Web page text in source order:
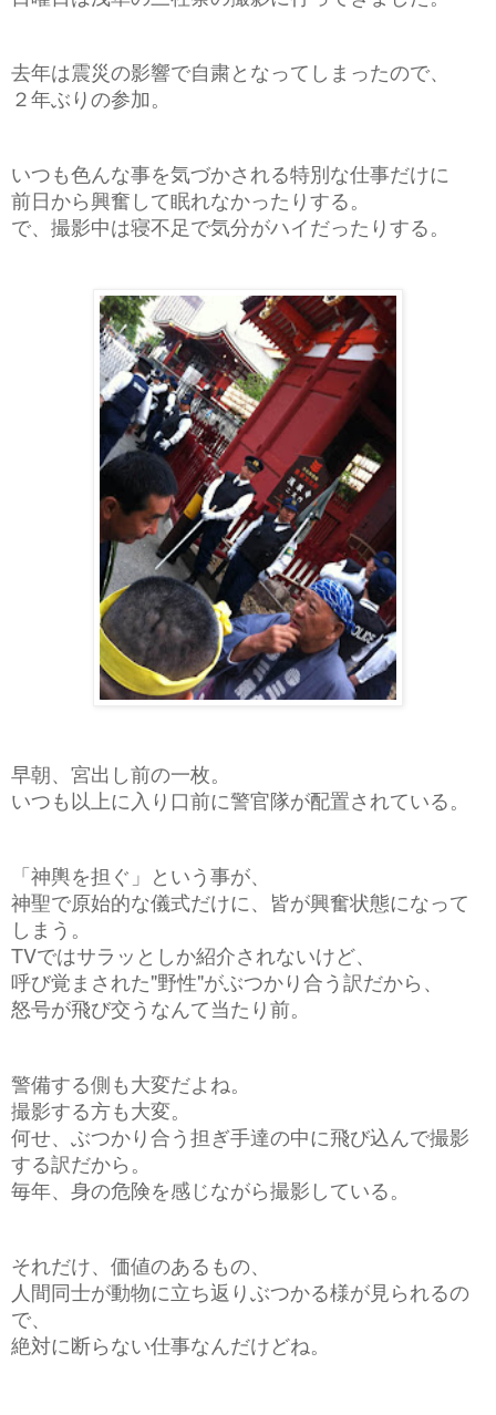
去年は震災の影響で自粛となってしまったので、
２年ぶりの参加。
いつも色んな事を気づかされる特別な仕事だけに
前日から興奮して眠れなかったりする。
で、撮影中は寝不足で気分がハイだったりする。
早朝、宮出し前の一枚。
いつも以上に入り口前に警官隊が配置されている。
「神輿を担ぐ」という事が、
神聖で原始的な儀式だけに、皆が興奮状態になって
しまう。
TVではサラッとしか紹介されないけど、
呼び覚まされた"野性"がぶつかり合う訳だから、
怒号が飛び交うなんて当たり前。
警備する側も大変だよね。
撮影する方も大変。
何せ、ぶつかり合う担ぎ手達の中に飛び込んで撮影
する訳だから。
毎年、身の危険を感じながら撮影している。
それだけ、価値のあるもの、
人間同士が動物に立ち返りぶつかる様が見られるの
で、
絶対に断らない仕事なんだけどね。